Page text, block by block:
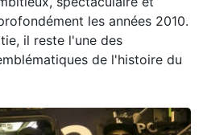
les années 2010.
il reste l'une des
de l'histoire du